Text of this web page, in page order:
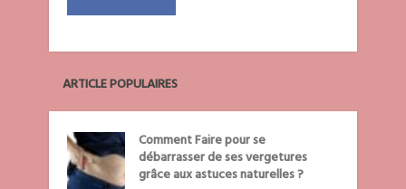
ARTICLE POPULAIRES
Comment Faire pour se
débarrasser de ses vergetures
grâce aux astuces naturelles ?